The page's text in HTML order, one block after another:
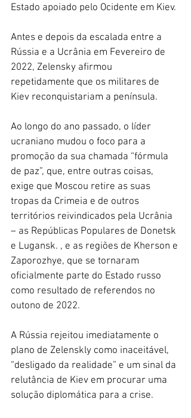
Estado apoiado pelo Ocidente em Kiev.
Antes e depois da escalada entre a
Rússia e a Ucrânia em Fevereiro de
2022, Zelensky afirmou
repetidamente que os militares de
Kiev reconquistariam a península.
Ao longo do ano passado, o líder
ucraniano mudou o foco para a
promoção da sua chamada “fórmula
de paz”, que, entre outras coisas,
exige que Moscou retire as suas
tropas da Crimeia e de outros
territórios reivindicados pela Ucrânia
– as Repúblicas Populares de Donetsk
e Lugansk. , e as regiões de Kherson e
Zaporozhye, que se tornaram
oficialmente parte do Estado russo
como resultado de referendos no
outono de 2022.
A Rússia rejeitou imediatamente o
plano de Zelenskly como inaceitável,
“desligado da realidade” e um sinal da
relutância de Kiev em procurar uma
solução diplomática para a crise.